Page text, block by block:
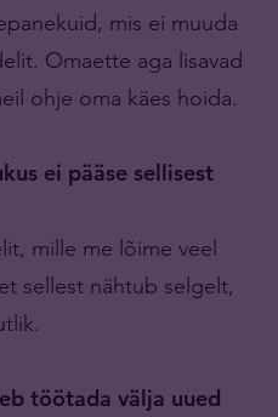
mis ei muuda
Omaette aga lisavad
ohje oma käes hoida.
ei pääse sellisest
mille me lõime veel
sellest nähtub selgelt,
töötada välja uued